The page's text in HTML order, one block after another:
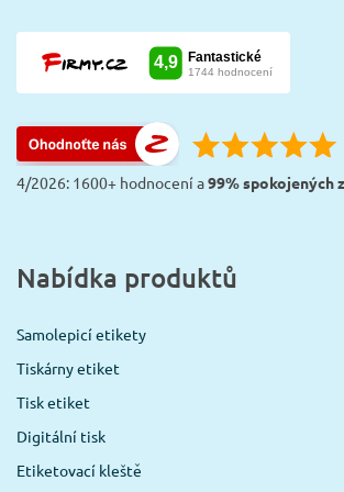
4/2026: 1600+ hodnocení a99% spokojených
Nabídka produktů
Samolepicí etikety
Tiskárny etiket
Tisk etiket
Digitální tisk
Etiketovací kleště